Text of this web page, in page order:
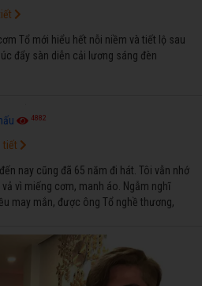
Tổ mới hiểu hết nỗi niềm và tiết lộ sau
đẩy sàn diễn cải lương sáng đèn
4882
nay cũng đã 65 năm đi hát. Tôi vẫn nhớ
vì miếng cơm, manh áo. Ngẫm nghĩ
may mắn, được ông Tổ nghề thương,
từng bước thành danh với nghiệp ca
tiết